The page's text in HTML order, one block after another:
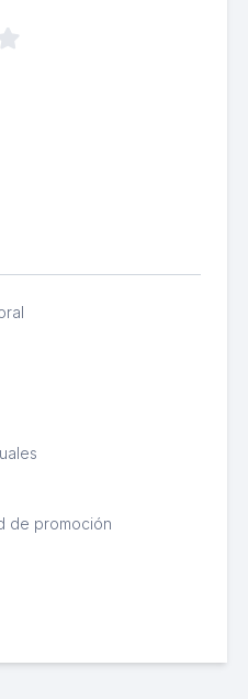
de promoción